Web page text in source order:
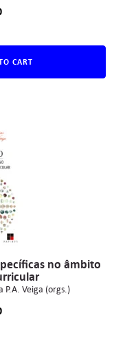
CART
no âmbito
P.A. Veiga (orgs.)